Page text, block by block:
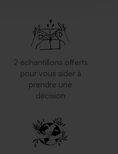
2 échantillons offerts
pour vous aider à
prendre une
décision